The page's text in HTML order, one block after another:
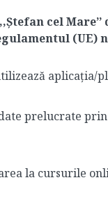
cel
(UE)
aplicația/
prelucrate
la cursurile